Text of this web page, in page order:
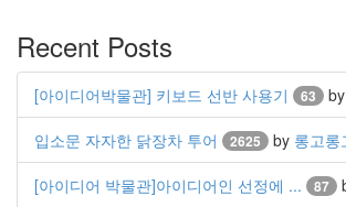
Recent Posts
[아이디어박물관] 키보드 선반 사용기 63 by
입소문 자자한 닭장차 투어 2625 by 롱고롱
[아이디어 박물관]아이디어인 선정에 ... 87